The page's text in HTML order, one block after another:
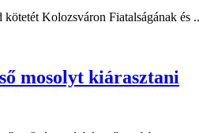
Kolozsváron Fiatalságának és
mosolyt kiárasztani